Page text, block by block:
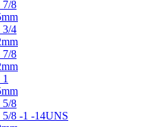
7/8
3/4
7/8
5/8
5/8 -1 -14UNS